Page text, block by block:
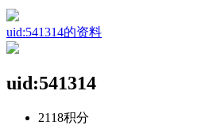
uid:541314的资料
uid:541314
2118积分